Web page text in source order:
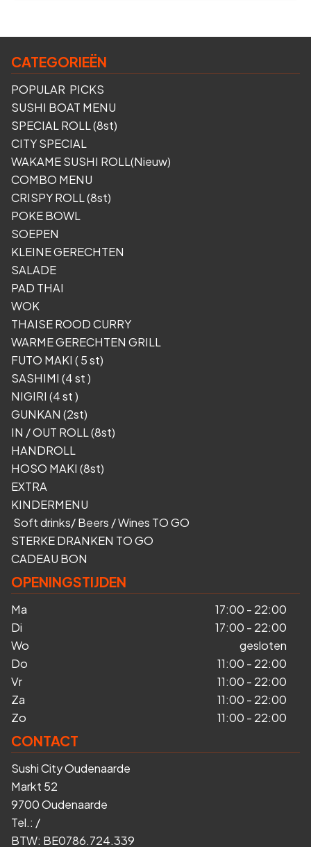
CATEGORIEËN
POPULAR PICKS
SUSHI BOAT MENU
SPECIAL ROLL (8st)
CITY SPECIAL
WAKAME SUSHI ROLL(Nieuw)
COMBO MENU
CRISPY ROLL (8st)
POKE BOWL
SOEPEN
KLEINE GERECHTEN
SALADE
PAD THAI
WOK
THAISE ROOD CURRY
WARME GERECHTEN GRILL
FUTO MAKI ( 5 st)
SASHIMI (4 st )
NIGIRI (4 st )
GUNKAN (2st)
IN / OUT ROLL (8st)
HANDROLL
HOSO MAKI (8st)
EXTRA
KINDERMENU
Soft drinks/ Beers / Wines TO GO
STERKE DRANKEN TO GO
CADEAU BON
OPENINGSTIJDEN
Ma
17:00 - 22:00
Di
17:00 - 22:00
Wo
gesloten
Do
11:00 - 22:00
Vr
11:00 - 22:00
Za
11:00 - 22:00
Zo
11:00 - 22:00
CONTACT
Sushi City Oudenaarde
Markt 52
9700 Oudenaarde
Tel.: /
BTW: BE0786.724.339